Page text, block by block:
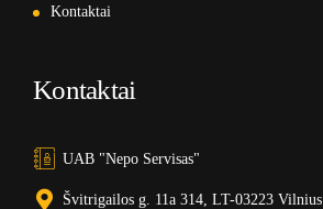
Kontaktai
Kontaktai
UAB "Nepo Servisas"
Švitrigailos g. 11a 314, LT-03223 Vilnius